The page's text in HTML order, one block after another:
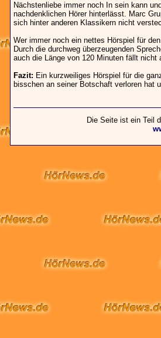
Nächstenliebe immer noch In sein kann
nachdenklichen Hörer hinterlässt. Marc
sich hinter anderen Klassikern nicht
Wer immer noch ein nettes Hörspiel für
Durch die durchweg überzeugenden
auch die Länge von 120 Minuten fällt nicht
Fazit: Ein kurzweiliges Hörspiel für die
bisschen an seiner Botschaft verloren hat
Die Seite ist ein Teil